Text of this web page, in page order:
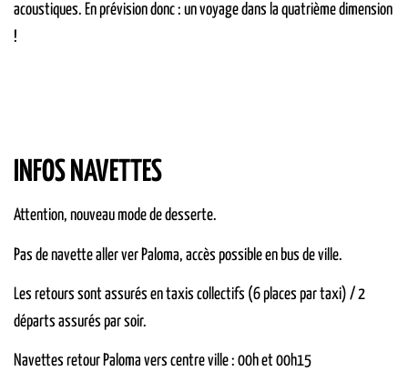
acoustiques. En prévision donc : un voyage dans la quatrième dimension
!
INFOS NAVETTES
Attention, nouveau mode de desserte.
Pas de navette aller ver Paloma, accès possible en bus de ville.
Les retours sont assurés en taxis collectifs (6 places par taxi) / 2
départs assurés par soir.
Navettes retour Paloma vers centre ville : 00h et 00h15